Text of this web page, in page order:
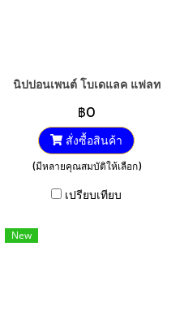
นิปปอนเพนต์ โบเดแลค แฟลท
฿0
สั่งซื้อสินค้า
(มีหลายคุณสมบัติให้เลือก)
เปรียบเทียบ
New